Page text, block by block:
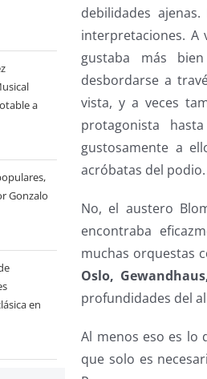
a
Gonzalo
en
debilidades
interpretaciones. A
gustaba más
desbordarse a
vista, y a veces
protagonista
gustosamente a
acróbatas del podio.
No, el austero
encontraba
muchas orquestas
Oslo,
profundidades del
Al menos eso es lo
que solo es